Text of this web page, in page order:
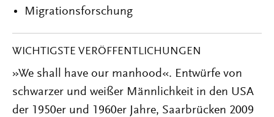
Migrationsforschung
WICHTIGSTE VERÖFFENTLICHUNGEN
»We shall have our manhood«. Entwürfe von
schwarzer und weißer Männlichkeit in den USA
der 1950er und 1960er Jahre, Saarbrücken 2009